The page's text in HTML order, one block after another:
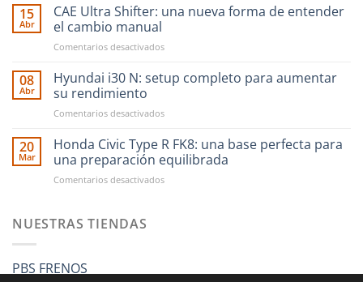
financiar
en
Motorsport
fácil
nunca
15
Abr
CAE Ultra Shifter: una nueva forma de entender
el cambio manual
Comentarios desactivadosen
Ultra
Shifter:
nueva
de
entender
cambio
08
Abr
Hyundai i30 N: setup completo para aumentar
su rendimiento
Comentarios desactivadosen
i30
setup
completo
20
Mar
Honda Civic Type R FK8: una base perfecta para
una preparación equilibrada
Comentarios desactivadosen
base
NUESTRAS TIENDAS
PBS FRENOS